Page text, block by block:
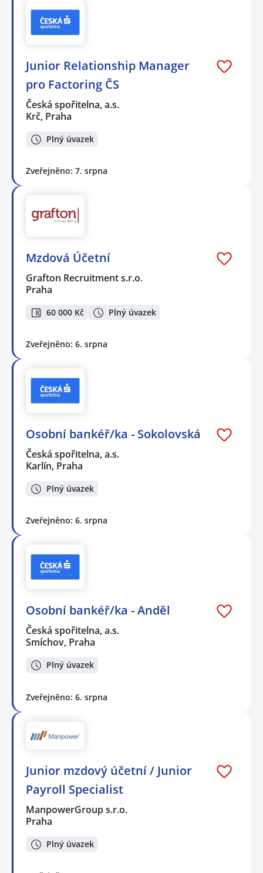
Junior Relationship Manager
pro Factoring ČS
Česká spořitelna, a.s.
Krč, Praha
Plný úvazek
Zveřejněno: 7. srpna
Mzdová Účetní
Grafton Recruitment s.r.o.
Praha
60 000 Kč Plný úvazek
Zveřejněno: 6. srpna
Osobní bankéř/ka - Sokolovská
Česká spořitelna, a.s.
Karlín, Praha
Plný úvazek
Zveřejněno: 6. srpna
Osobní bankéř/ka - Anděl
Česká spořitelna, a.s.
Smíchov, Praha
Plný úvazek
Zveřejněno: 6. srpna
Junior mzdový účetní / Junior
Payroll Specialist
ManpowerGroup s.r.o.
Praha
Plný úvazek